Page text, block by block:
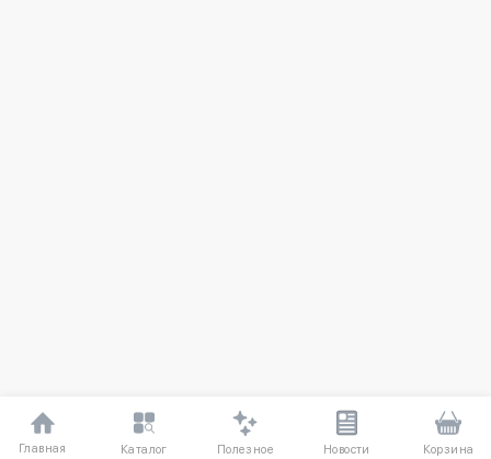
Главная Каталог Полезное Новости Корзина